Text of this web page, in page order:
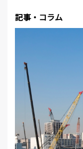
記事・コラム